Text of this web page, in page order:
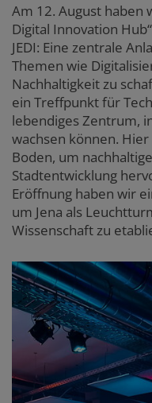
Am 12. August haben
Digital Innovation
JEDI: Eine zentrale
Themen wie
Nachhaltigkeit zu
ein Treffpunkt für
lebendiges Zentrum,
wachsen können.
Boden, um
Stadtentwicklung
Eröffnung haben wir
um Jena als
Wissenschaft zu